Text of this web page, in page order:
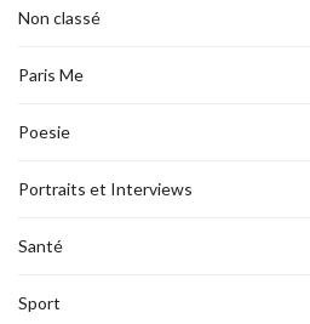
Non classé
Paris Me
Poesie
Portraits et Interviews
Santé
Sport